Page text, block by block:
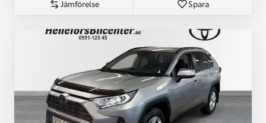
Jämförelse Spara